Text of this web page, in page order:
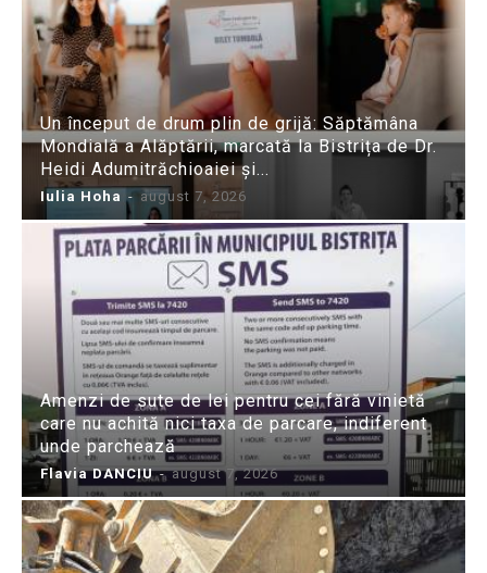
Un început de drum plin de grijă: Săptămâna
Mondială a Alăptării, marcată la Bistrița de Dr.
Heidi Adumitrăchioaiei și...
Iulia Hoha - august 7, 2026
Amenzi de sute de lei pentru cei fără vinietă
care nu achită nici taxa de parcare, indiferent
unde parchează
Flavia DANCIU - august 7, 2026